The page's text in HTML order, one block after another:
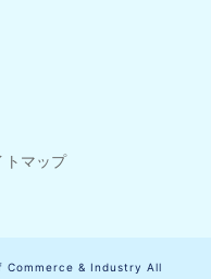
トマップ
Commerce & Industry All